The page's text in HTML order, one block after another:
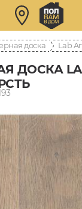
доска Lab
ДОСКА